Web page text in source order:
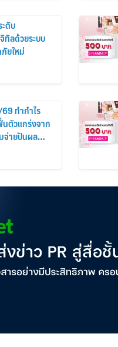
ดับ
ลด้วยระบบ
ยใหม่
ทำกำไร
ตัวแกร่งจาก
จ่ายปันผล
บาทต่อหุ้น
เนื่อง